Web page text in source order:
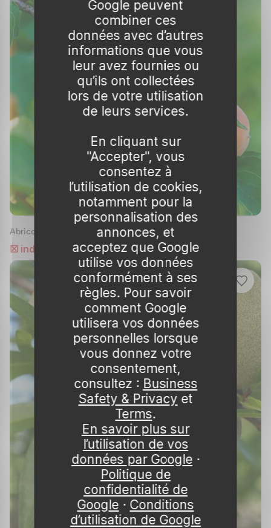
emplacement en plein soleil est idéal, bien
que certaines variétés tolèrent un léger
Un arrosage régulier est essentiel, surtout
pour les arbres en pot qui peuvent se
sol légèrement humide, sans excès pour éviter
la pourriture des racines.
Entretien des Fruitiers Nains
Taille
Les fruitiers nains nécessitent une taille
régulière pour conserver leur forme compacte
et encourager une production abondante. La
taille s'effectue généralement en hiver en
enlevant les branches mortes ou mal
Fertilisation
Pour une récolte optimale, fertilisez vos arbres
au début du printemps avec un engrais
spécifique pour arbres fruitiers. Cela les aidera
à produire des fruits plus gros et savoureux.
Prévention des Maladies et des Ravageurs
Bien que les fruitiers nains soient plus faciles à
gérer, surveillez régulièrement vos arbres pour
détecter les signes de maladies ou de
ravageurs. Des traitements bio, comme l’huile
Abricotier nain
☒ indisponible
Google peuvent
combiner ces
données avec d’autres
informations que vous
leur avez fournies ou
qu’ils ont collectées
lors de votre utilisation
de leurs services.
En cliquant sur
"Accepter", vous
consentez à
l’utilisation de cookies,
notamment pour la
personnalisation des
annonces, et
acceptez que Google
utilise vos données
conformément à ses
règles. Pour savoir
comment Google
utilisera vos données
personnelles lorsque
vous donnez votre
consentement,
consultez : Business
Safety & Privacy et
Terms.
En savoir plus sur
l’utilisation de vos
données par Google ·
Politique de
confidentialité de
Google · Conditions
d’utilisation de Google